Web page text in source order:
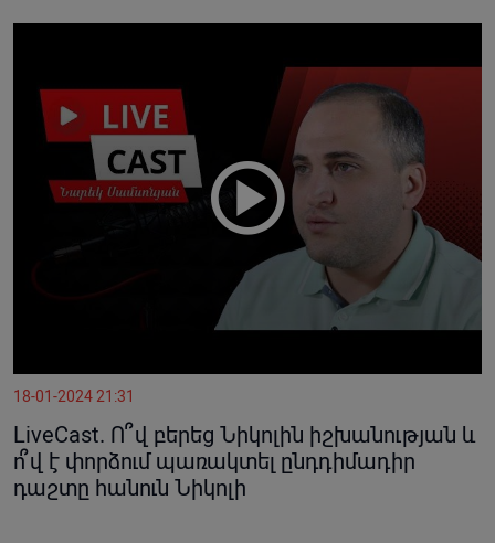
18-01-2024 21:31
LiveCast. Ո՞վ բերեց Նիկոլին իշխանության և
ո՞վ է փորձում պառակտել ընդդիմադիր
դաշտը հանուն Նիկոլի